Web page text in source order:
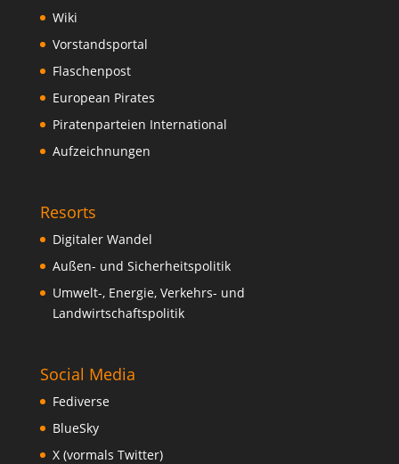
Wiki
Vorstandsportal
Flaschenpost
European Pirates
Piratenparteien International
Aufzeichnungen
Resorts
Digitaler Wandel
Außen- und Sicherheitspolitik
Umwelt-, Energie, Verkehrs- und
Landwirtschaftspolitik
Social Media
Fediverse
BlueSky
X (vormals Twitter)